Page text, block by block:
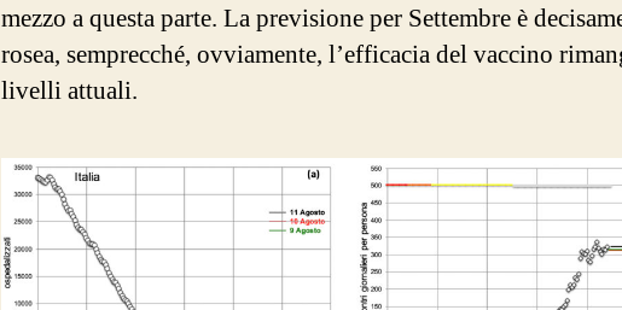
mezzo a questa parte. La previsione per Settembre è
rosea, semprecché, ovviamente, l’efficacia del vaccino
livelli attuali.